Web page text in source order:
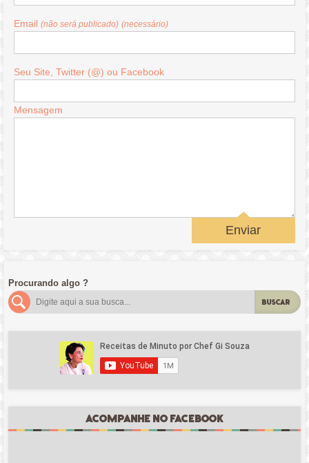
Email(não será publicado) (necessário)
Seu Site, Twitter (@) ou Facebook
Mensagem
Enviar
Procurando algo ?
BUSCAR
ACOMPANHE NO FACEBOOK